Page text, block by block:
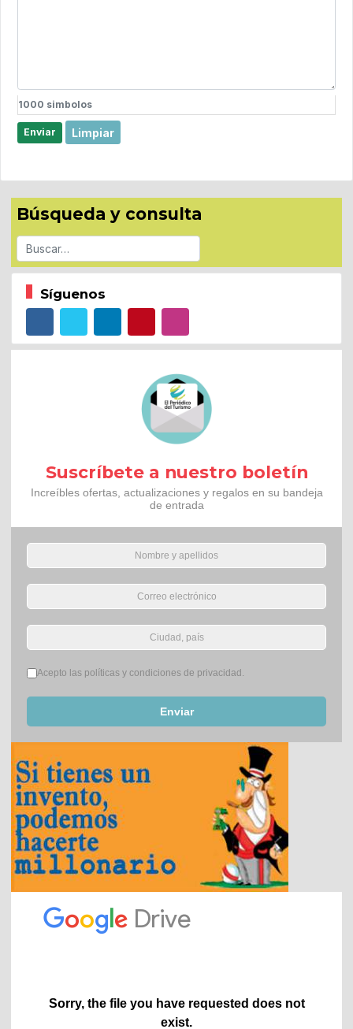
1000 simbolos
Enviar Limpiar
Búsqueda y consulta
Buscar
Síguenos
Suscríbete a nuestro boletín
Increíbles ofertas, actualizaciones y regalos en su bandeja
de entrada
Términos del servicio*
Acepto las políticas y condiciones de privacidad.
Enviar